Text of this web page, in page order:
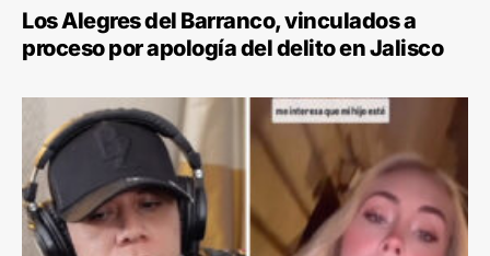
Los Alegres del Barranco, vinculados a
proceso por apología del delito en Jalisco